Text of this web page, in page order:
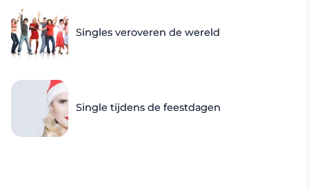
Singles veroveren de wereld
Single tijdens de feestdagen